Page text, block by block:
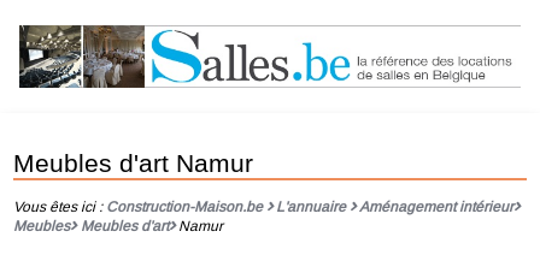
Meubles d'art Namur
Vous êtes ici : Construction-Maison.be L'annuaire
Aménagement intérieur
Meubles
Meubles d'art Namur